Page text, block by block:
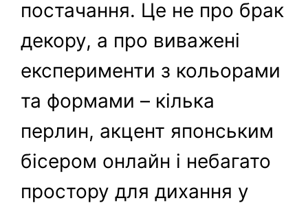
постачання. Це не про брак
декору, а про виважені
експерименти з кольорами
та формами – кілька
перлин, акцент японським
бісером онлайн і небагато
простору для дихання у